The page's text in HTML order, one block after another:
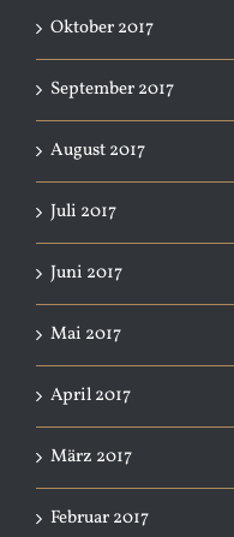
Oktober 2017
September 2017
August 2017
Juli 2017
Juni 2017
Mai 2017
April 2017
März 2017
Februar 2017